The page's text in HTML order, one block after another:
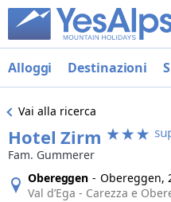
Alloggi Destinazioni
Vai alla ricerca
Hotel Zirm
Fam. Gummerer
Obereggen - Obereggen,
Val d’Ega - Carezza e